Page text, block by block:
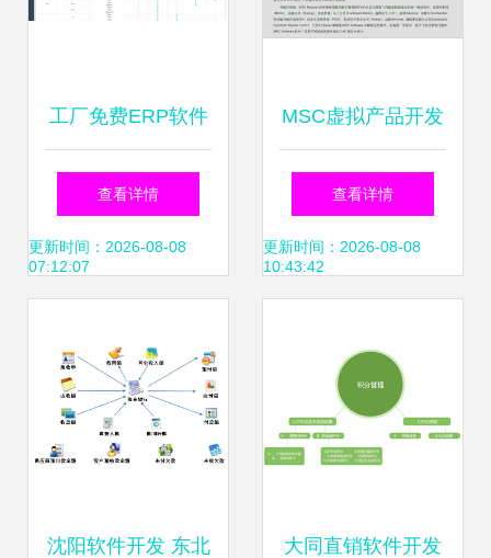
工厂免费ERP软件
与软件开发选择指
南
查看详情
更新时间：2026-08-08
07:12:07
MSC虚拟产品开发
解决方案在航空航
天领域的应用与学
查看详情
更新时间：2026-08-08
10:43:42
沈阳软件开发 东北 大同直销软件开发